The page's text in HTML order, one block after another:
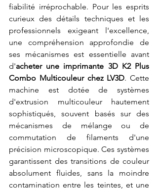
fiabilité irréprochable. Pour les esprits
curieux des détails techniques et les
professionnels exigeant l'excellence,
une compréhension approfondie de
ses mécanismes est essentielle avant
d'acheter une imprimante 3D K2 Plus
Combo Multicouleur chez LV3D. Cette
machine est dotée de systèmes
d'extrusion multicouleur hautement
sophistiqués, souvent basés sur des
mécanismes de mélange ou de
commutation de filaments d'une
précision microscopique. Ces systèmes
garantissent des transitions de couleur
absolument fluides, sans la moindre
contamination entre les teintes, et une